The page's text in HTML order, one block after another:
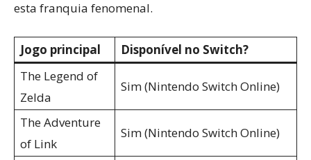
esta franquia fenomenal.
Jogo principal
Disponível no Switch?
The Legend of
Zelda
Sim (Nintendo Switch Online)
The Adventure
of Link
Sim (Nintendo Switch Online)